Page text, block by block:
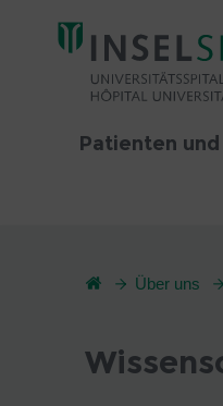
Patienten
Über uns